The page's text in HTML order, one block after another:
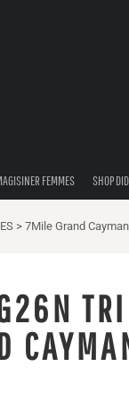
FEMMES SHOP
> 7Mile Grand